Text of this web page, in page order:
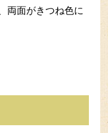
両面がきつね色に